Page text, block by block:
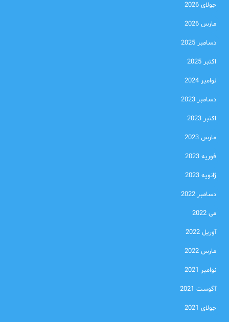
جولای 2026
مارس 2026
دسامبر 2025
اکتبر 2025
نوامبر 2024
دسامبر 2023
اکتبر 2023
مارس 2023
فوریه 2023
ژانویه 2023
دسامبر 2022
می 2022
آوریل 2022
مارس 2022
نوامبر 2021
آگوست 2021
جولای 2021